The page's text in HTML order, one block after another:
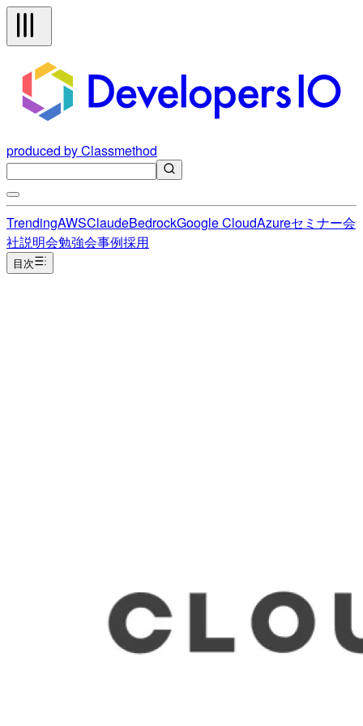
produced by Classmethod
TrendingAWSClaudeBedrockGoogle CloudAzureセミナー会
社説明会勉強会事例採用
目次